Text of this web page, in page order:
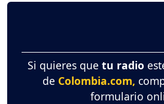
Si quieres que tu radio
de Colombia.com,
formulario